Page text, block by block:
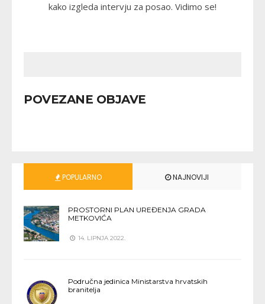
kako izgleda intervju za posao. Vidimo se!
POVEZANE OBJAVE
POPULARNO NAJNOVIJI
PROSTORNI PLAN UREĐENJA GRADA
METKOVIĆA
14. LIPNJA 2022.
Područna jedinica Ministarstva hrvatskih
branitelja